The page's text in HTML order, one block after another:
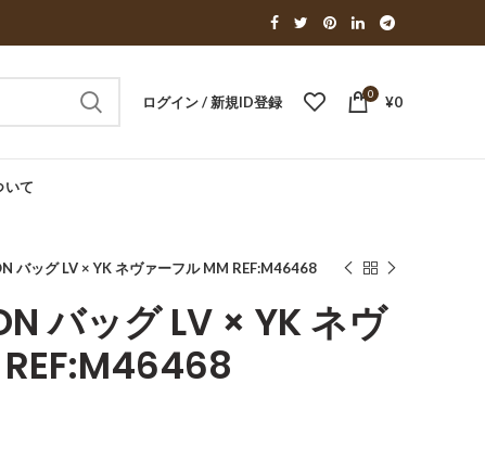
ログイン / 新規ID登録 0 ¥0
いて
バッグ LV × YK ネヴァーフル MM REF:M46468
バッグ LV × YK ネヴ